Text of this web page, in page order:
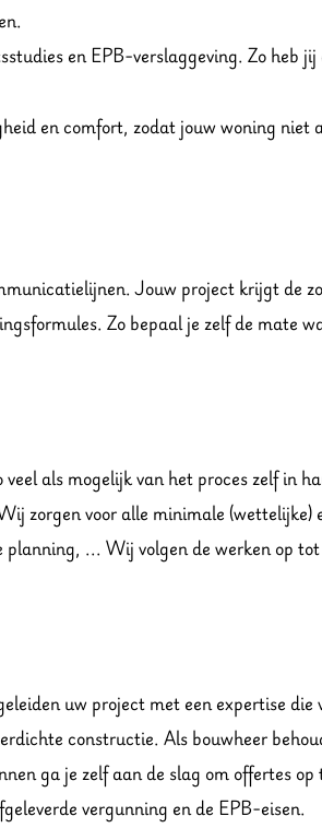
en EPB-verslaggeving. Zo heb
en comfort, zodat jouw woning
Jouw project krijgt de
Zo bepaal je zelf de mate
als mogelijk van het proces zelf in
zorgen voor alle minimale
... Wij volgen de werken op
uw project met een expertise
constructie. Als bouwheer
ga je zelf aan de slag om offertes
vergunning en de EPB-eisen.